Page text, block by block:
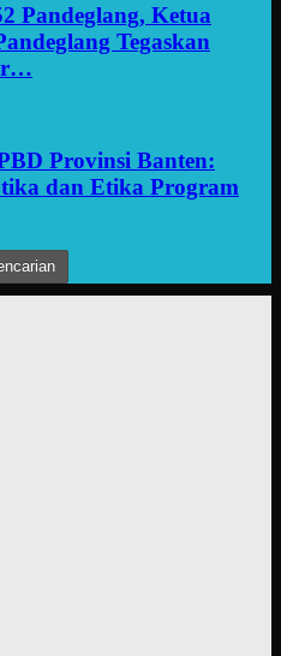
Pandeglang, Ketua
Tegaskan
Provinsi Banten:
dan Etika Program